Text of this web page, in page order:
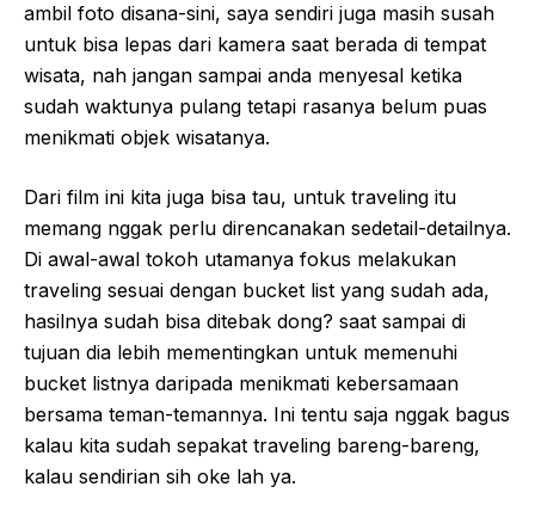
ambil foto disana-sini, saya sendiri juga masih susah
untuk bisa lepas dari kamera saat berada di tempat
wisata, nah jangan sampai anda menyesal ketika
sudah waktunya pulang tetapi rasanya belum puas
menikmati objek wisatanya.
Dari film ini kita juga bisa tau, untuk traveling itu
memang nggak perlu direncanakan sedetail-detailnya.
Di awal-awal tokoh utamanya fokus melakukan
traveling sesuai dengan bucket list yang sudah ada,
hasilnya sudah bisa ditebak dong? saat sampai di
tujuan dia lebih mementingkan untuk memenuhi
bucket listnya daripada menikmati kebersamaan
bersama teman-temannya. Ini tentu saja nggak bagus
kalau kita sudah sepakat traveling bareng-bareng,
kalau sendirian sih oke lah ya.